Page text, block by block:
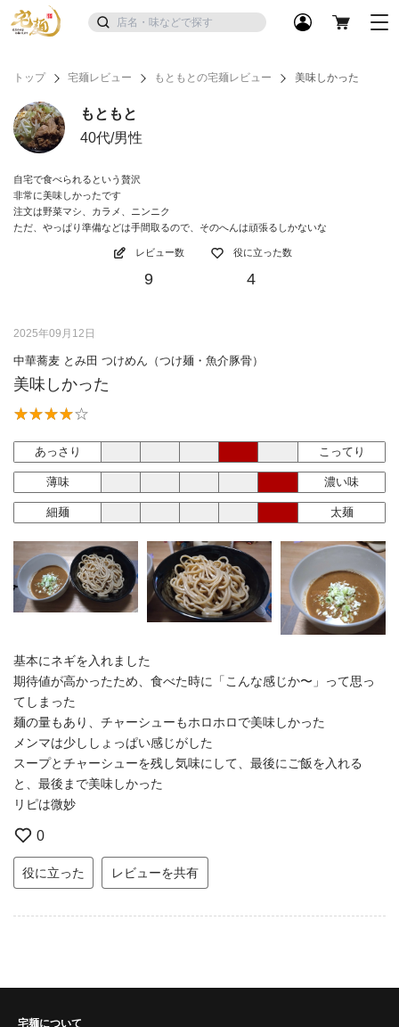
トップ 宅麺レビュー もともとの宅麺レビュー 美味しかった
もともと
40代/男性
自宅で食べられるという贅沢
非常に美味しかったです
注文は野菜マシ、カラメ、ニンニク
ただ、やっぱり準備などは手間取るので、そのへんは頑張るしかないな
レビュー数
9
役に立った数
4
2025年09月12日
中華蕎麦 とみ田 つけめん（つけ麺・魚介豚骨）
美味しかった
あっさり こってり
薄味 濃い味
細麺 太麺
基本にネギを入れました
期待値が高かったため、食べた時に「こんな感じか〜」って思っ
てしまった
麺の量もあり、チャーシューもホロホロで美味しかった
メンマは少ししょっぱい感じがした
スープとチャーシューを残し気味にして、最後にご飯を入れる
と、最後まで美味しかった
リピは微妙
0
役に立った レビューを共有
宅麺について